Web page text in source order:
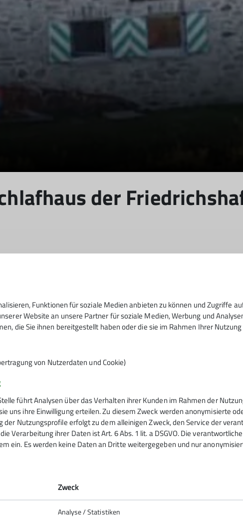
der
Funktionen für soziale Medien anbieten zu können und Zugriffe
Website an unsere Partner für soziale Medien, Werbung und
die Sie ihnen bereitgestellt haben oder die sie im Rahmen Ihrer
von Nutzerdaten und Cookie)
führt Analysen über das Verhalten ihrer Kunden im Rahmen der
uns ihre Einwilligung erteilen. Zu diesem Zweck werden anonymisierte
der Nutzungsprofile erfolgt zu dem alleinigen Zweck, den Service der
Verarbeitung ihrer Daten ist Art. 6 Abs. 1 lit. a DSGVO. Die
ein. Es werden keine Daten an Dritte weitergegeben und nur
Zweck
Analyse / Statistiken